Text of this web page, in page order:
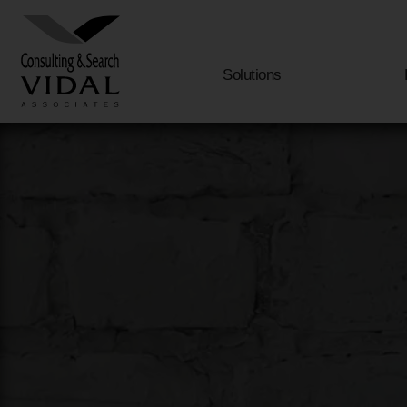
Solutions